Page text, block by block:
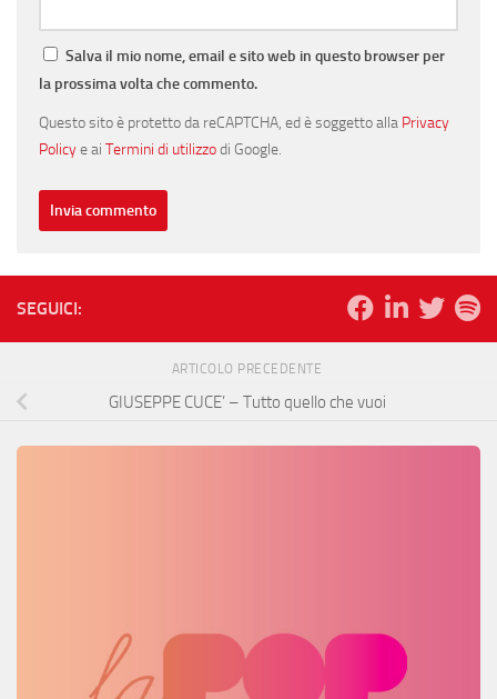
Salva il mio nome, email e sito web in questo browser per
la prossima volta che commento.
Questo sito è protetto da reCAPTCHA, ed è soggetto alla Privacy
Policye ai Termini di utilizzodi Google.
SEGUICI:
ARTICOLO PRECEDENTE
GIUSEPPE CUCE’ – Tutto quello che vuoi